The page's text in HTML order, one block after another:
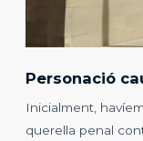
Personació
Inicialment,
querella penal